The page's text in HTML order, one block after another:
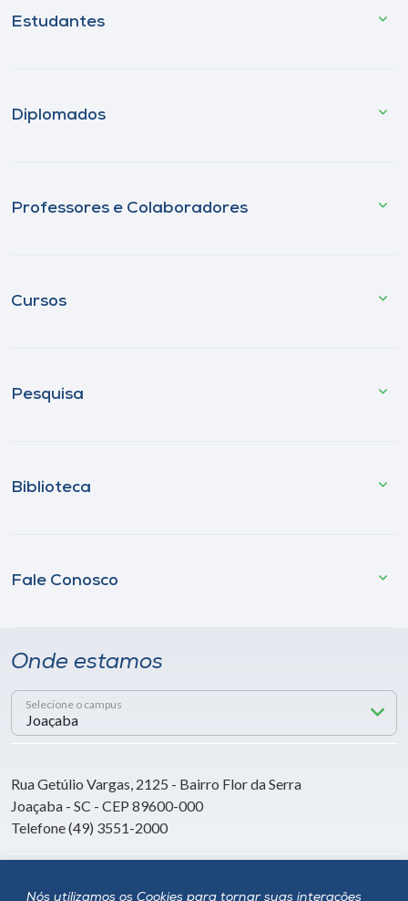
Nós utilizamos os Cookies para tornar suas interações
Estudantes
Diplomados
Professores e Colaboradores
Cursos
Pesquisa
Biblioteca
Fale Conosco
Onde estamos
Selecione o campus
Rua Getúlio Vargas, 2125 - Bairro Flor da Serra
Joaçaba - SC - CEP 89600-000
Telefone (49) 3551-2000
Siga a Unoesc